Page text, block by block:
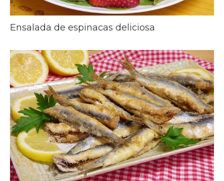
Ensalada de espinacas deliciosa